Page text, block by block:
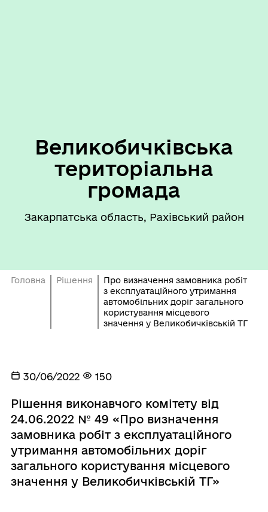
Великобичківська
територіальна
громада
Закарпатська область, Рахівський район
Головна Рішення
Про визначення замовника робіт
з експлуатаційного утримання
автомобільних доріг загального
користування місцевого
значення у Великобичківській ТГ
30/06/2022 150
Рішення виконавчого комітету від
24.06.2022 № 49 «Про визначення
замовника робіт з експлуатаційного
утримання автомобільних доріг
загального користування місцевого
значення у Великобичківській ТГ»